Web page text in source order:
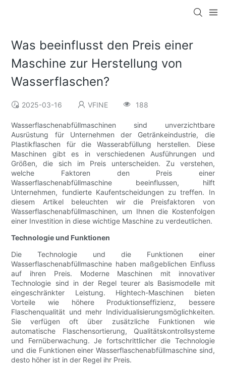
Was beeinflusst den Preis einer
Maschine zur Herstellung von
Wasserflaschen?
2025-03-16 VFINE 188
Wasserflaschenabfüllmaschinen sind unverzichtbare
Ausrüstung für Unternehmen der Getränkeindustrie, die
Plastikflaschen für die Wasserabfüllung herstellen. Diese
Maschinen gibt es in verschiedenen Ausführungen und
Größen, die sich im Preis unterscheiden. Zu verstehen,
welche Faktoren den Preis einer
Wasserflaschenabfüllmaschine beeinflussen, hilft
Unternehmen, fundierte Kaufentscheidungen zu treffen. In
diesem Artikel beleuchten wir die Preisfaktoren von
Wasserflaschenabfüllmaschinen, um Ihnen die Kostenfolgen
einer Investition in diese wichtige Maschine zu verdeutlichen.
Technologie und Funktionen
Die Technologie und die Funktionen einer
Wasserflaschenabfüllmaschine haben maßgeblichen Einfluss
auf ihren Preis. Moderne Maschinen mit innovativer
Technologie sind in der Regel teurer als Basismodelle mit
eingeschränkter Leistung. Hightech-Maschinen bieten
Vorteile wie höhere Produktionseffizienz, bessere
Flaschenqualität und mehr Individualisierungsmöglichkeiten.
Sie verfügen oft über zusätzliche Funktionen wie
automatische Flaschensortierung, Qualitätskontrollsysteme
und Fernüberwachung. Je fortschrittlicher die Technologie
und die Funktionen einer Wasserflaschenabfüllmaschine sind,
desto höher ist in der Regel ihr Preis.